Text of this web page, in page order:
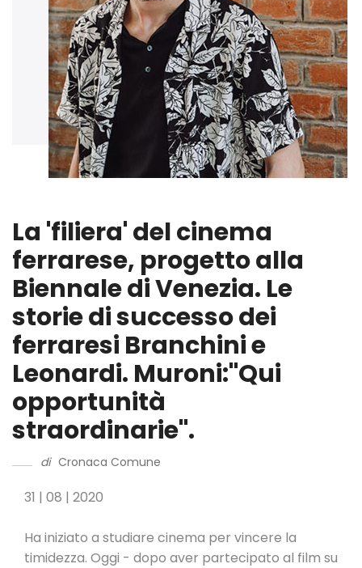
La 'filiera' del cinema
ferrarese, progetto alla
Biennale di Venezia. Le
storie di successo dei
ferraresi Branchini e
Leonardi. Muroni:"Qui
opportunità
straordinarie".
di Cronaca Comune
31 | 08 | 2020
Ha iniziato a studiare cinema per vincere la
timidezza. Oggi - dopo aver partecipato al film su